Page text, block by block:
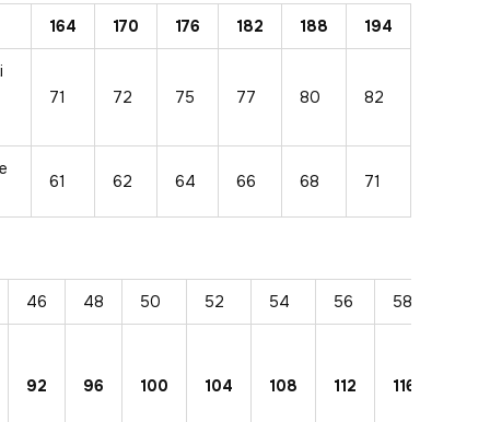
164 170 176 182 188 194
71 72 75 77 80 82
61 62 64 66 68 71
46 48 50 52 54 56 58
92 96 100 104 108 112 116